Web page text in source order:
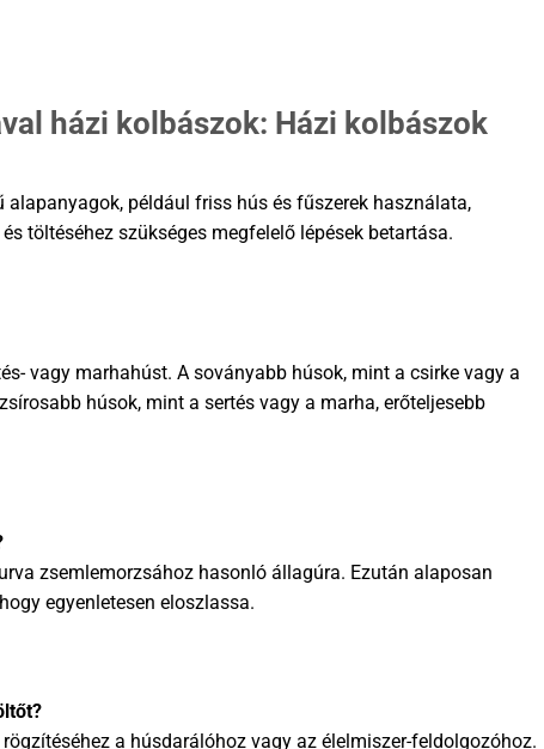
házi kolbászok: Házi kolbászok
például friss hús és fűszerek használata,
töltéséhez szükséges megfelelő lépések betartása.
vagy marhahúst. A soványabb húsok, mint a csirke vagy a
húsok, mint a sertés vagy a marha, erőteljesebb
zsemlemorzsához hasonló állagúra. Ezután alaposan
egyenletesen eloszlassa.
a húsdarálóhoz vagy az élelmiszer-feldolgozóhoz.